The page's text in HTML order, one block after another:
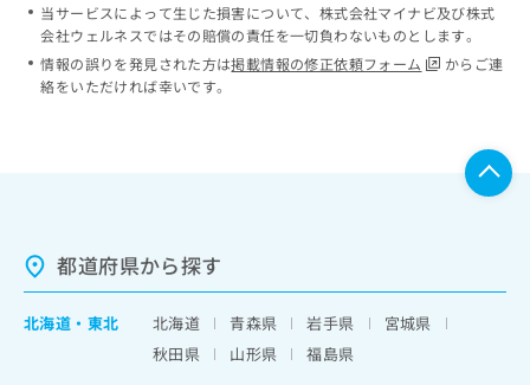
当サービスによって生じた損害について、株式会社マイナビ及び株式
会社ウェルネスではその賠償の責任を一切負わないものとします。
情報の誤りを発見された方は掲載情報の修正依頼フォーム
からご連
絡をいただければ幸いです。
都道府県から探す
北海道 ・ 東北 北海道 青森県 岩手県
宮城県
秋田県
山形県
福島県